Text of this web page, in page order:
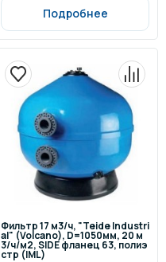
Подробнее
Фильтр 17 м3/ч, "Teide Industri
al" (Volcano), D=1050мм, 20 м
3/ч/м2, SIDE фланец 63, полиэ
стр (IML)